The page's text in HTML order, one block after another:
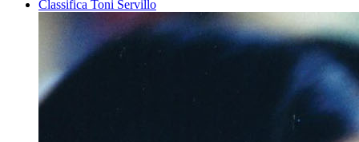
Classifica Toni Servillo